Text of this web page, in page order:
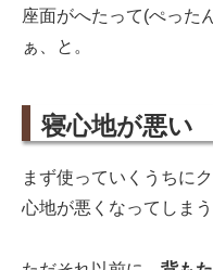
座面がへたって(ぺった
ぁ、と。
寝心地が悪い
まず使っていくうちに
心地が悪くなってしま